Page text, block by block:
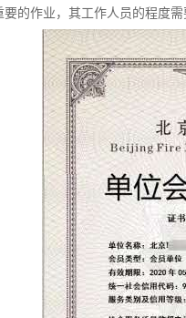
的作业，其工作人员的程度